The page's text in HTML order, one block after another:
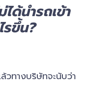
ด้นำรถเข้า
รขึ้น?
ทางบริษัทจะนับว่า